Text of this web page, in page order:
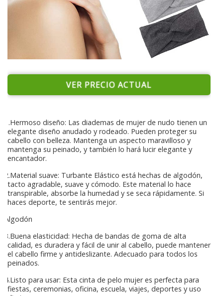
VER PRECIO ACTUAL
1.Hermoso diseño: Las diademas de mujer de nudo tienen un
elegante diseño anudado y rodeado. Pueden proteger su
cabello con belleza. Mantenga un aspecto maravilloso y
mantenga su peinado, y también lo hará lucir elegante y
encantador.
2.Material suave: Turbante Elástico está hechas de algodón,
tacto agradable, suave y cómodo. Este material lo hace
transpirable, absorbe la humedad y se seca rápidamente. Si
haces deporte, te sentirás mejor.
Algodón
3.Buena elasticidad: Hecha de bandas de goma de alta
calidad, es duradera y fácil de unir al cabello, puede mantener
el cabello firme y antideslizante. Adecuado para todos los
peinados.
4.Listo para usar: Esta cinta de pelo mujer es perfecta para
fiestas, ceremonias, oficina, escuela, viajes, deportes y uso